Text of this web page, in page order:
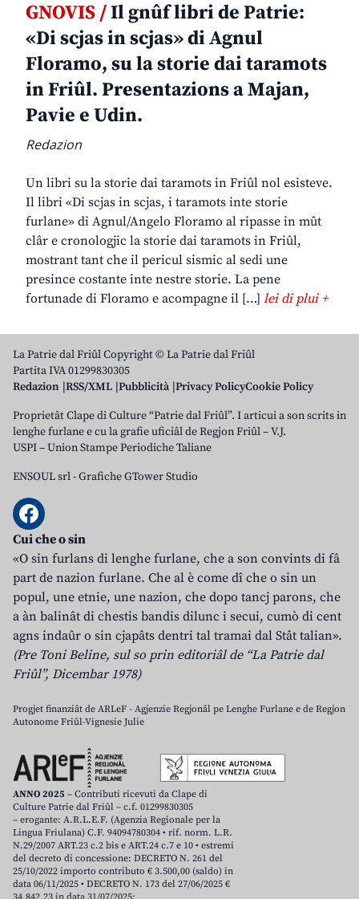
GNOVIS /Il gnûf libri de Patrie:
«Di scjas in scjas» di Agnul
Floramo, su la storie dai taramots
in Friûl. Presentazions a Majan,
Pavie e Udin.
Redazion
Un libri su la storie dai taramots in Friûl nol esisteve.
Il libri «Di scjas in scjas, i taramots inte storie
furlane» di Agnul/Angelo Floramo al ripasse in mût
clâr e cronologjic la storie dai taramots in Friûl,
mostrant tant che il pericul sismic al sedi une
presince costante inte nestre storie. La pene
fortunade di Floramo e acompagne il […] lei di plui +
La Patrie dal Friûl Copyright © La Patrie dal Friûl
Partita IVA 01299830305
Redazion RSS/XML Pubblicità Privacy PolicyCookie Policy
Proprietât Clape di Culture “Patrie dal Friûl”. I articui a son scrits in
lenghe furlane e cu la grafie uficiâl de Regjon Friûl – V.J.
USPI – Union Stampe Periodiche Taliane
ENSOUL srl-Grafiche GTower Studio
Cui che o sin
«O sin furlans di lenghe furlane, che a son convints di fâ
part de nazion furlane. Che al è come dî che o sin un
popul, une etnie, une nazion, che dopo tancj parons, che
a àn balinât di chestis bandis dilunc i secui, cumò di cent
agns indaûr o sin cjapâts dentri tal tramai dal Stât talian».
(Pre Toni Beline, sul so prin editoriâl de “La Patrie dal
Friûl”, Dicembar 1978)
Progjet finanziât de ARLeF - Agjenzie Regjonâl pe Lenghe Furlane e de Regjon
Autonome Friûl-Vignesie Julie
ANNO 2025 – Contributi ricevuti da Clape di
Culture Patrie dal Friûl – c.f. 01299830305
– erogante: A.R.L.E.F. (Agenzia Regionale per la
Lingua Friulana) C.F. 94094780304 • rif. norm. L.R.
N.29/2007 ART.23 c.2 bis e ART.24 c.7 e 10 • estremi
del decreto di concessione: DECRETO N. 261 del
25/10/2022 importo contributo € 3.500,00 (saldo) in
data 06/11/2025 • DECRETO N. 173 del 27/06/2025 €